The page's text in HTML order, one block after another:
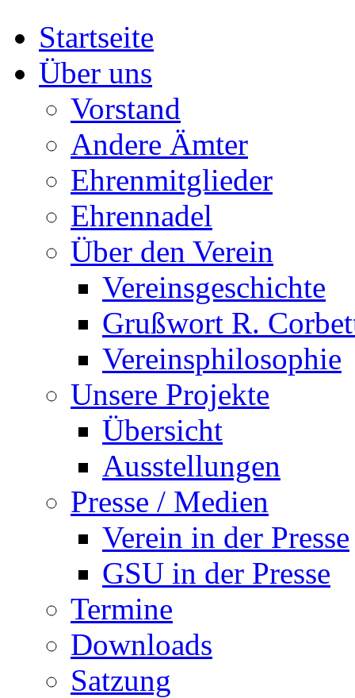
Startseite
Über uns
Vorstand
Andere Ämter
Ehrenmitglieder
Ehrennadel
Über den Verein
Vereinsgeschichte
Grußwort R.
Vereinsphilosophie
Unsere Projekte
Übersicht
Ausstellungen
Presse / Medien
Verein in der Presse
GSU in der Presse
Termine
Downloads
Satzung